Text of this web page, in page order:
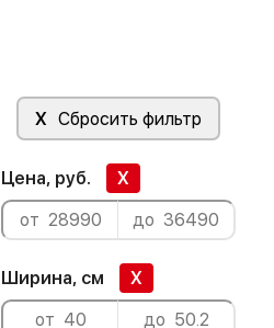
X Сбросить фильтр
Цена, руб. X
Ширина, см X